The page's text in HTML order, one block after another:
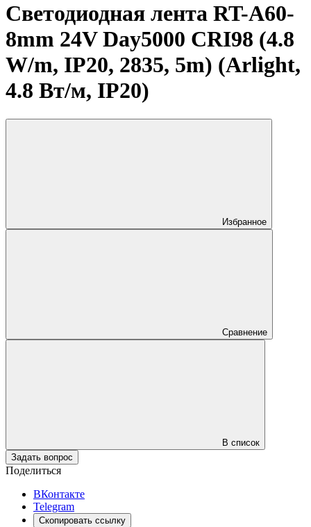
Светодиодная лента RT-A60-
8mm 24V Day5000 CRI98 (4.8
W/m, IP20, 2835, 5m) (Arlight,
4.8 Вт/м, IP20)
Избранное
Сравнение
В список
Задать вопрос
Поделиться
ВКонтакте
Telegram
Скопировать ссылку